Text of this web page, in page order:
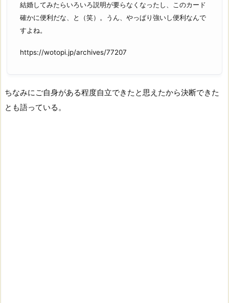
結婚してみたらいろいろ説明が要らなくなったし、このカード
確かに便利だな、と（笑）。うん、やっぱり強いし便利なんで
すよね。
https://wotopi.jp/archives/77207
ちなみにご自身がある程度自立できたと思えたから決断できた
とも語っている。